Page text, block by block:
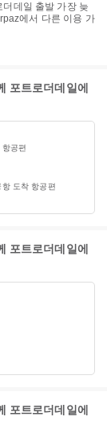
에서 다른 이용 가
포트로더데일에
공편
도착 항공편
포트로더데일에
포트로더데일에